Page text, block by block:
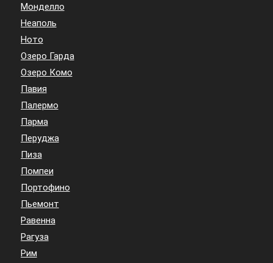
Монделло
Неаполь
Ното
Озеро Гарда
Озеро Комо
Павия
Палермо
Парма
Перуджа
Пиза
Помпеи
Портофино
Пьемонт
Равенна
Рагуза
Рим